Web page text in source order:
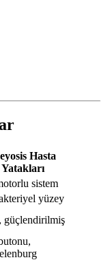
Hasta
Yatakları
sistem
yüzey